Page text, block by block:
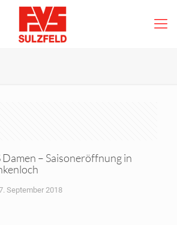
Damen – Saisoneröffnung in
September 2018